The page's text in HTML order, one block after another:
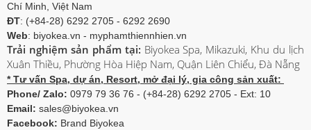
Chí Minh, Việt Nam
ĐT: (+84-28) 6292 2705 - 6292 2690
Web: biyokea.vn - myphamthiennhien.vn
Trải nghiệm sản phẩm tại: Biyokea Spa, Mikazuki, Khu du lịch
Xuân Thiều, Phường Hòa Hiệp Nam, Quận Liên Chiểu, Đà Nẵng
* Tư vấn Spa, dự án, Resort, mở đại lý, gia công sản xuất:
Phone/ Zalo: 0979 79 36 76 - (+84-28) 6292 2705 - Ext: 10
Email: sales@biyokea.vn
Facebook: Brand Biyokea